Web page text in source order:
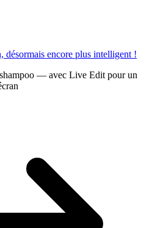
désormais encore plus intelligent !
— avec Live Edit pour un